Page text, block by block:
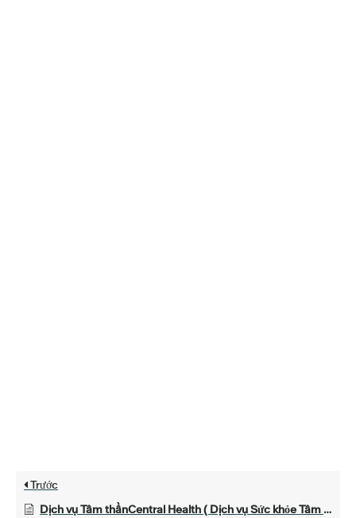
Trước
Dịch vụ Tâm thầnCentral Health ( Dịch vụ Sức khỏe Tâm thần Central Health )